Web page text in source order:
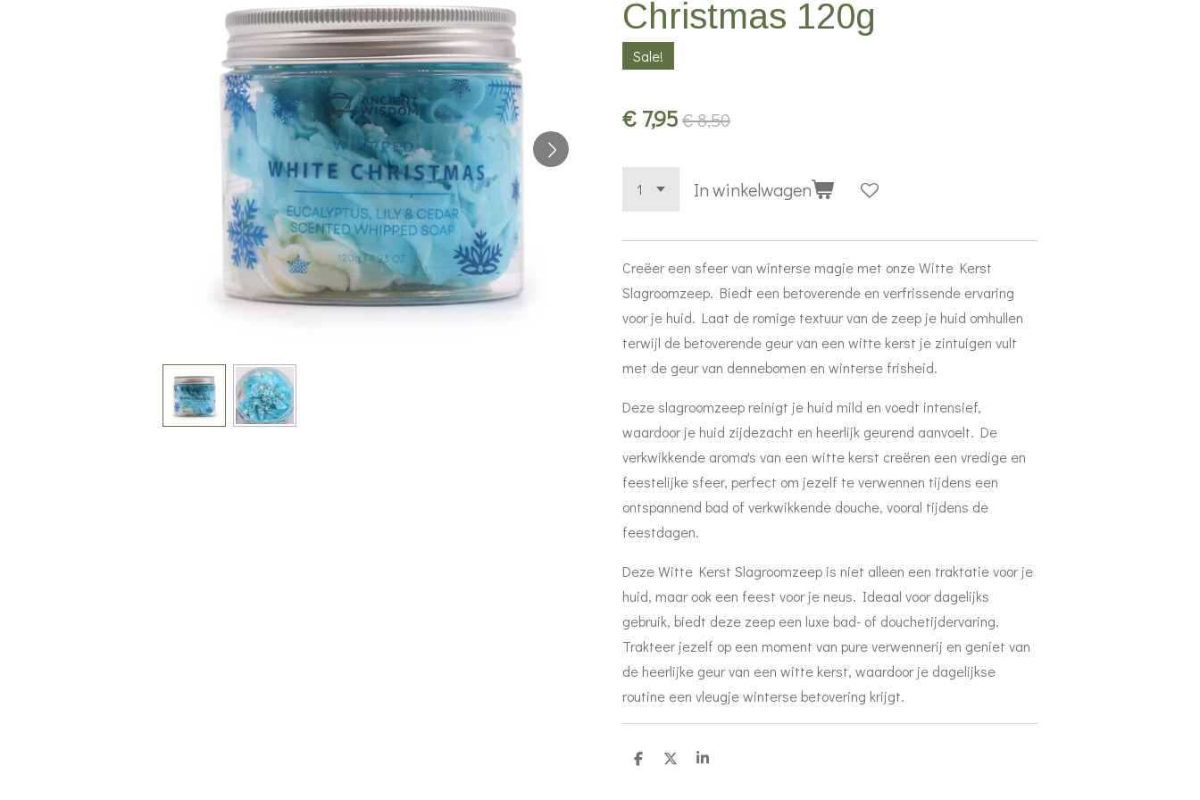
Christmas 120g
Sale!
€ 7,95€ 8,50
In winkelwagen
Creëer een sfeer van winterse magie met onze Witte Kerst
Slagroomzeep. Biedt een betoverende en verfrissende ervaring
voor je huid. Laat de romige textuur van de zeep je huid omhullen
terwijl de betoverende geur van een witte kerst je zintuigen vult
met de geur van dennebomen en winterse frisheid.
Deze slagroomzeep reinigt je huid mild en voedt intensief,
waardoor je huid zijdezacht en heerlijk geurend aanvoelt. De
verkwikkende aroma's van een witte kerst creëren een vredige en
feestelijke sfeer, perfect om jezelf te verwennen tijdens een
ontspannend bad of verkwikkende douche, vooral tijdens de
feestdagen.
Deze Witte Kerst Slagroomzeep is niet alleen een traktatie voor je
huid, maar ook een feest voor je neus. Ideaal voor dagelijks
gebruik, biedt deze zeep een luxe bad- of douchetijdervaring.
Trakteer jezelf op een moment van pure verwennerij en geniet van
de heerlijke geur van een witte kerst, waardoor je dagelijkse
routine een vleugje winterse betovering krijgt.
D
D
S